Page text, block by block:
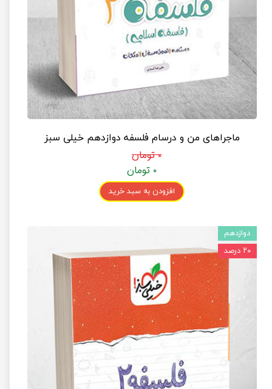
ماجراهای من و درسام فلسفه دوازدهم خیلی سبز
۰ تومان
۰ تومان
افزودن به سبد خرید
دوازدهم
۲۰ درصد